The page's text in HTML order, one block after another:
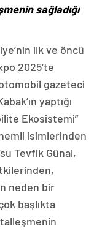
sağladığı
ilk ve öncü
2025’te
gazeteci
yaptığı
Ekosistemi”
isimlerinden
Tevfik Günal,
neden bir
başlıkta